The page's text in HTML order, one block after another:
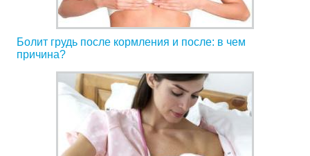
Болит грудь после кормления и после: в чем
причина?